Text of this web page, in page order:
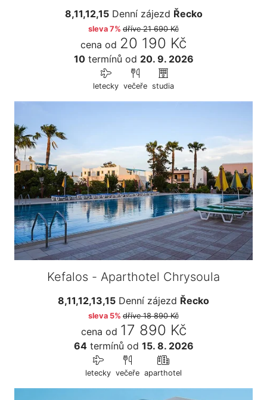
8,11,12,15Denní zájezd Řecko
sleva 7% dříve21 690 Kč
cena od 20 190 Kč
10termínů od 20. 9. 2026
letecky večeře studia
Kefalos - Aparthotel Chrysoula
8,11,12,13,15 Denní zájezd Řecko
sleva 5% dříve18 890 Kč
cena od 17 890 Kč
64termínů od 15. 8. 2026
letecky večeře aparthotel